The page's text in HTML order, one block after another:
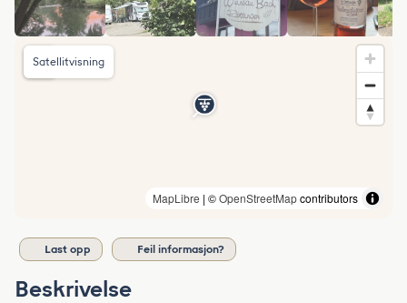
MapLibre | ©OpenStreetMapcontributors
Satellitvisning
Last opp Feil informasjon?
Beskrivelse